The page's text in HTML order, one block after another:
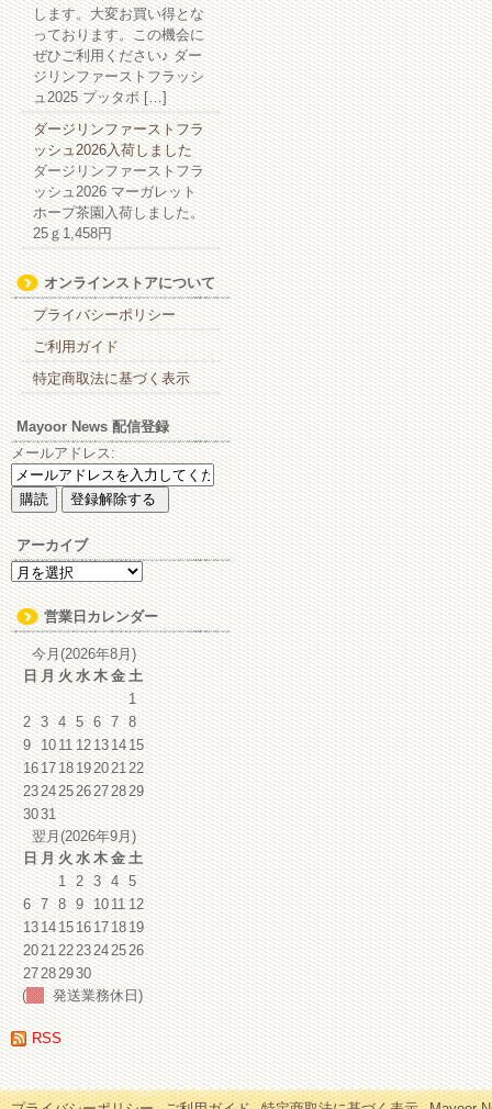
します。大変お買い得とな
っております。この機会に
ぜひご利用ください♪ ダー
ジリンファーストフラッシ
ュ2025 プッタボ […]
ダージリンファーストフラ
ッシュ2026入荷しました
ダージリンファーストフラ
ッシュ2026 マーガレット
ホープ茶園入荷しました。
25ｇ1,458円
オンラインストアについて
プライバシーポリシー
ご利用ガイド
特定商取法に基づく表示
Mayoor News 配信登録
メールアドレス:
アーカイブ
ア
ー
カ
イ
ブ
営業日カレンダー
今月(2026年8月)
日 月 火 水 木 金 土
1
2 3 4 5 6 7 8
9 1011 12131415
16171819202122
23242526272829
3031
翌月(2026年9月)
日 月 火 水 木 金 土
1 2 3 4 5
6 7 8 9 1011 12
13141516171819
20212223242526
27282930
(
発送業務休日)
RSS